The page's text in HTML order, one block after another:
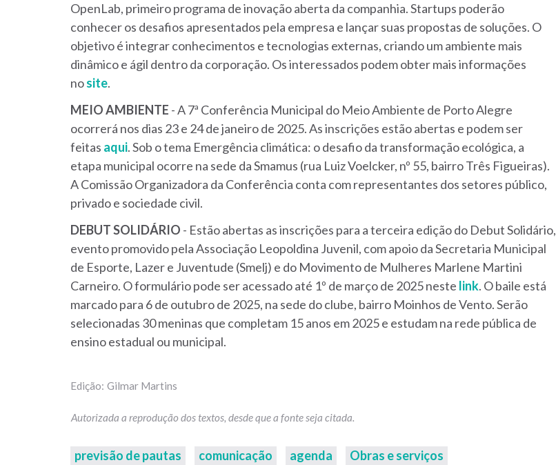
OpenLab, primeiro programa de inovação aberta da companhia. Startups poderão
conhecer os desafios apresentados pela empresa e lançar suas propostas de soluções. O
objetivo é integrar conhecimentos e tecnologias externas, criando um ambiente mais
dinâmico e ágil dentro da corporação. Os interessados podem obter mais informações
nosite.
MEIOAMBIENTE - A 7ª Conferência Municipal do Meio Ambiente de Porto Alegre
ocorrerá nos dias 23 e 24 de janeiro de 2025. As inscrições estão abertas e podem ser
feitas aqui. Sob o tema Emergência climática: o desafio da transformação ecológica, a
etapa municipal ocorre na sede da Smamus (rua Luiz Voelcker, nº 55, bairro Três Figueiras).
A Comissão Organizadora da Conferência conta com representantes dos setores público,
privado e sociedade civil.
DEBUTSOLIDÁRIO - Estão abertas as inscrições para a terceira edição do Debut Solidário,
evento promovido pela Associação Leopoldina Juvenil, com apoio da Secretaria Municipal
de Esporte, Lazer e Juventude (Smelj) e do Movimento de Mulheres Marlene Martini
Carneiro. O formulário pode ser acessado até 1º de março de 2025 neste link. O baile está
marcado para 6 de outubro de 2025, na sede do clube, bairro Moinhos de Vento. Serão
selecionadas 30 meninas que completam 15 anos em 2025 e estudam na rede pública de
ensino estadual ou municipal.
Gilmar Martins
previsão de pautas comunicação agenda Obras e serviços